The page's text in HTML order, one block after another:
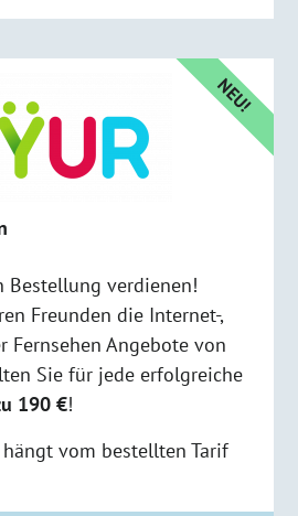
NEU!
verdienen!
Freunden die Internet-,
Fernsehen Angebote von
Sie für jede erfolgreiche
190 €!
vom bestellten Tarif